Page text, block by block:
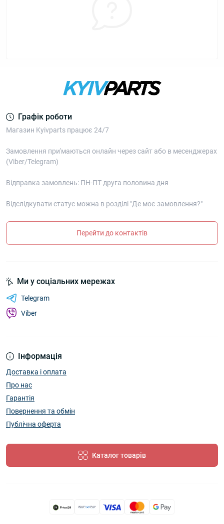
Графік роботи
Магазин Kyivparts працює 24/7
Замовлення при'маються онлайн через сайт або в месенджерах
(Viber/Telegram)
Відправка замовлень: ПН-ПТ друга половина дня
Відслідкувати статус можна в розділі "Де моє замовлення?"
Перейти до контактів
Інформація
Доставка і оплата
Про нас
Гарантія
Повернення та обмін
Публічна оферта
Каталог товарів
Ми у соціальних мережах
Telegram
Viber